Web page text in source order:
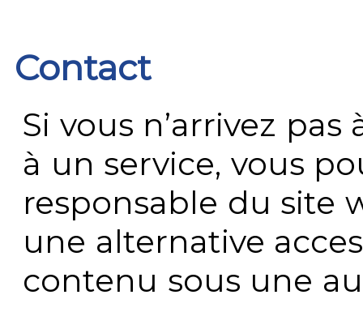
Contact
Si vous n’arrivez
à un service, vous
responsable du site
une alternative
contenu sous une